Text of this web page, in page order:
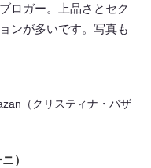
ロガー。上品さとセク
ンが多いです。写真も
（クリスティナ・バザ
）